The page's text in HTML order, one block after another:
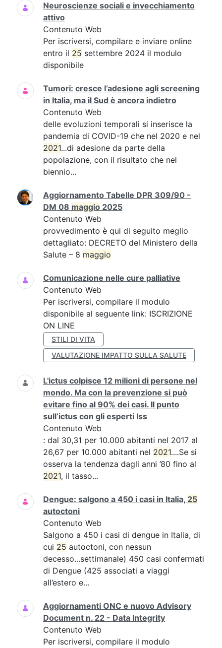
Neuroscienze sociali e invecchiamento
attivo
Contenuto Web
Per iscriversi, compilare e inviare online
entro il 25 settembre 2024 il modulo
disponibile
Tumori: cresce l’adesione agli screening
in Italia, ma il Sud è ancora indietro
Contenuto Web
delle evoluzioni temporali si inserisce la
pandemia di COVID-19 che nel 2020 e nel
2021...di adesione da parte della
popolazione, con il risultato che nel
biennio...
Aggiornamento Tabelle DPR 309/90 -
DM 08 maggio 2025
Contenuto Web
provvedimento è qui di seguito meglio
dettagliato: DECRETO del Ministero della
Salute – 8 maggio
Comunicazione nelle cure palliative
Contenuto Web
Per iscriversi, compilare il modulo
disponibile al seguente link: ISCRIZIONE
ON LINE
STILI DI VITA
VALUTAZIONE IMPATTO SULLA SALUTE
L'ictus colpisce 12 milioni di persone nel
mondo. Ma con la prevenzione si può
evitare fino al 90% dei casi. Il punto
sull’ictus con gli esperti Iss
Contenuto Web
: dal 30,31 per 10.000 abitanti nel 2017 al
26,67 per 10.000 abitanti nel 2021....Se si
osserva la tendenza dagli anni ’80 fino al
2021, il tasso...
Dengue: salgono a 450 i casi in Italia, 25
autoctoni
Contenuto Web
Salgono a 450 i casi di dengue in Italia, di
cui 25 autoctoni, con nessun
decesso...settimanale) 450 casi confermati
di Dengue (425 associati a viaggi
all’estero e...
Aggiornamenti ONC e nuovo Advisory
Document n. 22 - Data Integrity
Contenuto Web
Per iscriversi, compilare il modulo